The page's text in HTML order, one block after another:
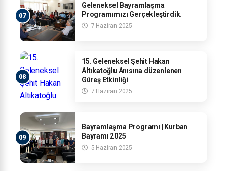
Geleneksel Bayramlaşma
Programımızı Gerçekleştirdik.
7 Haziran 2025
15. Geleneksel Şehit Hakan
Altıkatoğlu Anısına düzenlenen
Güreş Etkinliği
7 Haziran 2025
Bayramlaşma Programı | Kurban
Bayramı 2025
5 Haziran 2025